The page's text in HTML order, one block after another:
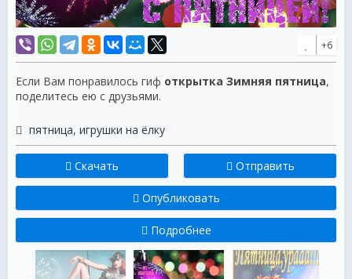
+6
Если Вам понравилось гиф открытка Зимняя пятница,
поделитесь ею с друзьями.
пятница, игрушки на ёлку
Скачать Отправить
Опубликовать
Подробнее